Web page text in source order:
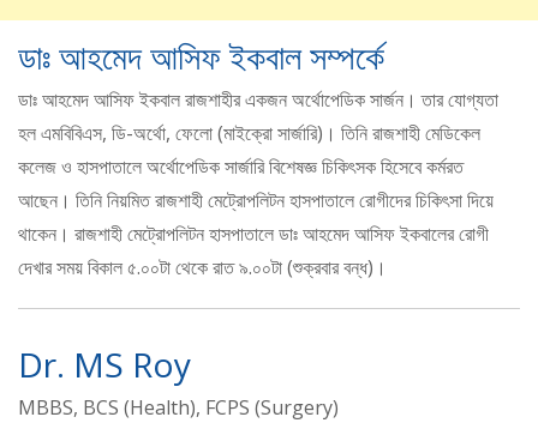
ডাঃ আহমেদ আসিফ ইকবাল সম্পর্কে
ডাঃ আহমেদ আসিফ ইকবাল রাজশাহীর একজন অর্থোপেডিক সার্জন। তার যোগ্যতা
হল এমবিবিএস, ডি-অর্থো, ফেলো (মাইক্রো সার্জারি)। তিনি রাজশাহী মেডিকেল
কলেজ ও হাসপাতালে অর্থোপেডিক সার্জারি বিশেষজ্ঞ চিকিৎসক হিসেবে কর্মরত
আছেন। তিনি নিয়মিত রাজশাহী মেট্রোপলিটন হাসপাতালে রোগীদের চিকিৎসা দিয়ে
থাকেন। রাজশাহী মেট্রোপলিটন হাসপাতালে ডাঃ আহমেদ আসিফ ইকবালের রোগী
দেখার সময় বিকাল ৫.০০টা থেকে রাত ৯.০০টা (শুক্রবার বন্ধ)।
Dr. MS Roy
MBBS, BCS (Health), FCPS (Surgery)